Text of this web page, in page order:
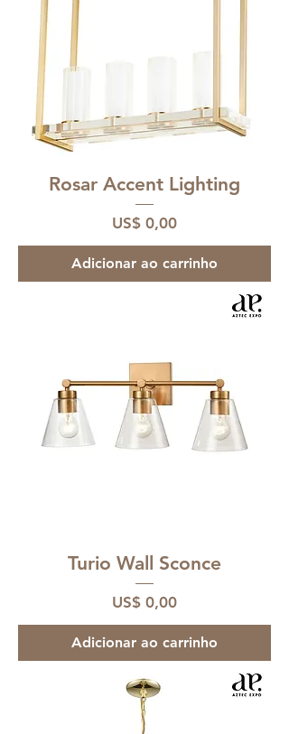
Rosar Accent Lighting
Preço
US$ 0,00
Adicionar ao carrinho
Turio Wall Sconce
Preço
US$ 0,00
Adicionar ao carrinho